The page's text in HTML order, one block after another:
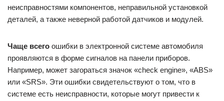
неисправностями компонентов, неправильной установкой
деталей, а также неверной работой датчиков и модулей.
Чаще всего ошибки в электронной системе автомобиля
проявляются в форме сигналов на панели приборов.
Например, может загораться значок «check engine», «ABS»
или «SRS». Эти ошибки свидетельствуют о том, что в
системе есть неисправности, которые могут привести к